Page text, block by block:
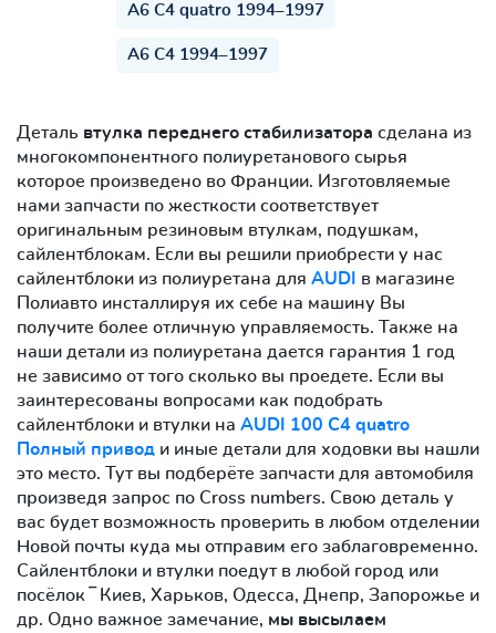
A6 C4 quatro 1994–1997
A6 C4 1994–1997
Деталь втулка переднего стабилизатора сделана из
многокомпонентного полиуретанового сырья
которое произведено во Франции. Изготовляемые
нами запчасти по жесткости соответствует
оригинальным резиновым втулкам, подушкам,
сайлентблокам. Если вы решили приобрести у нас
сайлентблоки из полиуретана для AUDI
в магазине
Полиавто инсталлируя их себе на машину Вы
получите более отличную управляемость. Также на
наши детали из полиуретана дается гарантия 1 год
не зависимо от того сколько вы проедете. Если вы
заинтересованы вопросами как подобрать
сайлентблоки и втулки на AUDI 100 C4 quatro
Полный привод и иные детали для ходовки вы нашли
это место. Тут вы подберёте запчасти для автомобиля
произведя запрос по Cross numbers. Свою деталь у
вас будет возможность проверить в любом отделении
Новой почты куда мы отправим его заблаговременно.
Сайлентблоки и втулки поедут в любой город или
посёлок ‾ Киев, Харьков, Одесса, Днепр, Запорожье и
др. Одно важное замечание, мы высылаем